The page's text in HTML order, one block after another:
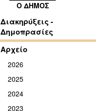
Ο ΔΗΜΟΣ
Διακηρύξεις -
Δημοπρασίες
Αρχείο
2026
2025
2024
2023